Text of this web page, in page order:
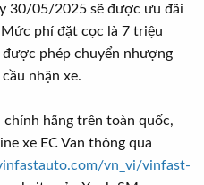
30/05/2025 sẽ được ưu đãi
phí đặt cọc là 7 triệu
phép chuyển nhượng
nhận xe.
hãng trên toàn quốc,
xe EC Van thông qua
vn_vi/vinfast-